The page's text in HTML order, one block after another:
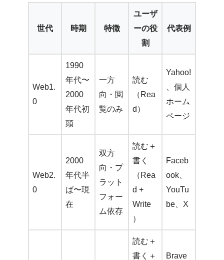
世代 時期 特徴
ユーザ
ーの役
割
代表例
Web1.
0
1990
年代〜
2000
年代初
頭
一方
向・閲
覧のみ
読む
（Rea
d）
Yahoo!
、個人
ホーム
ページ
Web2.
0
2000
年代半
ば〜現
在
双方
向・プ
ラット
フォー
ム依存
読む＋
書く
（Rea
d +
Write
）
Faceb
ook、
YouTu
be、X
読む＋
書く＋
Brave